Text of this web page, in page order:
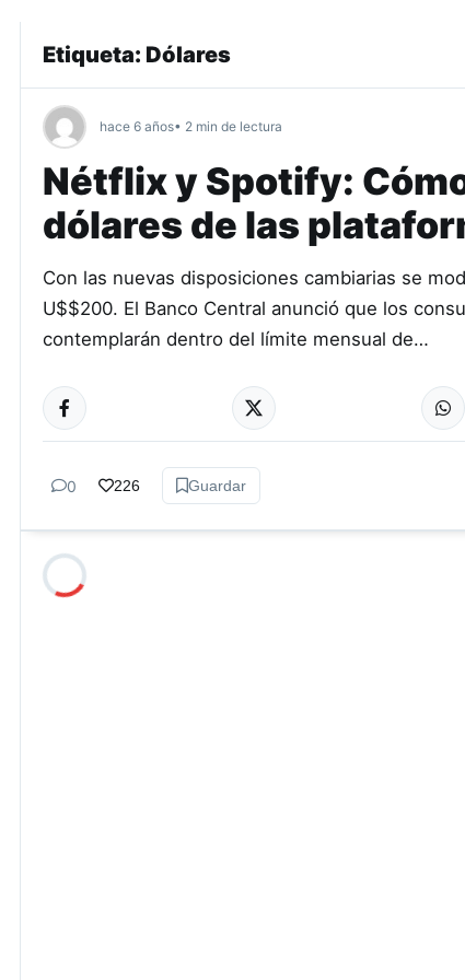
Etiqueta: Dólares
hace 6 años• 2 min de lectura
Nétflix y Spotify:
dólares de las
Con las nuevas disposiciones cambiarias se
U$$200. El Banco Central anunció que los
contemplarán dentro del límite mensual de…
0 226 Guardar